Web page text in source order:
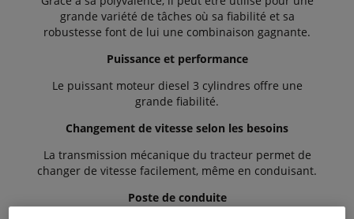
grande variété de tâches où sa fiabilité et sa
robustesse font de lui une combinaison gagnante.
Puissance et performance
Le puissant moteur diesel 3 cylindres offre une
grande fiabilité.
Changement de vitesse selon les besoins
La transmission mécanique du tracteur permet de
changer de vitesse facilement, même en conduisant.
Poste de conduite